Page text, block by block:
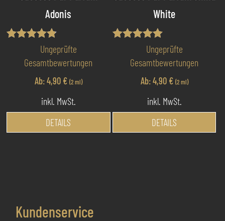
Adonis
Bewertet
4.75
Ungeprüfte
Gesamtbewertungen
Ab:4,90 € (2 ml)
inkl. MwSt.
DETAILS
Produkt
White
Bewertet mit
von 5
Ungeprüfte
Gesamtbewertungen
Ab:4,90 € (2 ml)
inkl. MwSt.
DETAILS
Kundenservice